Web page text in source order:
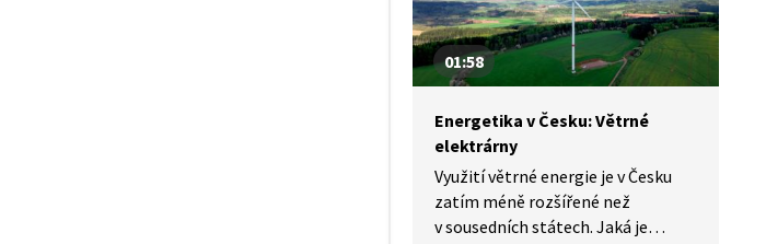
01:58
Energetika v Česku: Větrné
elektrárny
Využití větrné energie je v Česku
zatím méně rozšířené než
v sousedních státech. Jaká je